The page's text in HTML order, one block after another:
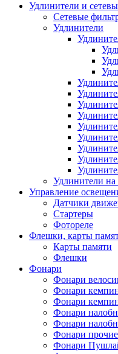
Удлинители и
Сетевые
Удлинители
Удлинители на
Управление
Датчики
Стартеры
Фотореле
Флешки, карты
Карты памяти
Флешки
Фонари
Фонари
Фонари
Фонари
Фонари
Фонари
Фонари прочие
Фонари